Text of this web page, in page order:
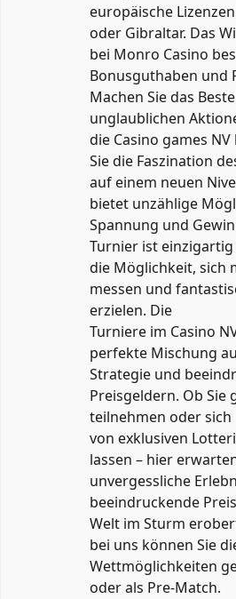
europäische
oder Gibraltar. Das
bei Monro Casino
Bonusguthaben und
Machen Sie das
unglaublichen
die Casino games
Sie die Faszination
auf einem neuen
bietet unzählige
Spannung und
Turnier ist
die Möglichkeit, sich
messen und
erzielen. Die
Turniere im Casino
perfekte Mischung
Strategie und
Preisgeldern. Ob Sie
teilnehmen oder sich
von exklusiven
lassen – hier
unvergessliche
beeindruckende
Welt im Sturm
bei uns können Sie
Wettmöglichkeiten
oder als Pre-Match.